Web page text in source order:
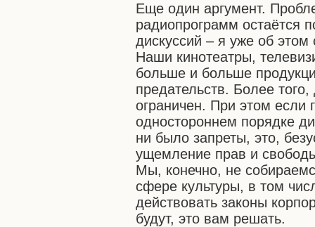
Еще один аргумент.
радиопрограмм остаётся
дискуссий – я уже об
Наши кинотеатры,
больше и больше
предательств. Более
ограничен. При этом если
одностороннем порядке
ни было запреты, это,
ущемление прав и
Мы, конечно, не
сфере культуры, в том
действовать законы
будут, это вам решать.